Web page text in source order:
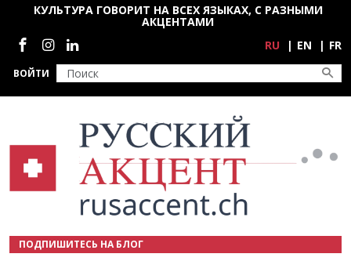
Перейти к основному содержанию
ВОЙТИ
КУЛЬТУРА ГОВОРИТ НА ВСЕХ ЯЗЫКАХ, С РАЗНЫМИ
АКЦЕНТАМИ
Социальные сети
RU EN FR
ПОДПИШИТЕСЬ НА БЛОГ